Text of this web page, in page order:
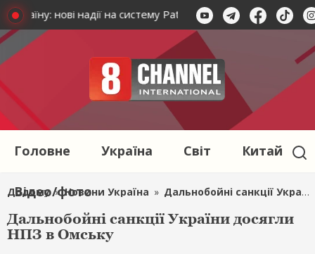
нові надії на систему Patriot Вони бажають
Головне Україна Світ Китай
Відео/фото
Додому » Новини Україна » Дальнобойні санкції України досягли НПЗ в Омську
Дальнобойні санкції України досягли
НПЗ в Омську